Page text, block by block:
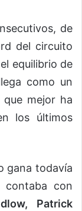
de
del circuito
equilibrio de
como un
mejor ha
los últimos
gana todavía
contaba con
Patrick